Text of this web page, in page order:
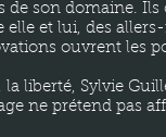
son domaine.
elle et lui, des
ouvrent les
liberté, Sylvie
ne prétend pas